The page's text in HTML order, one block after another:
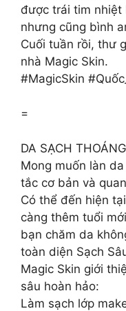
được trái tim nhiệt
nhưng cũng bình
Cuối tuần rồi, thư
nhà Magic Skin.
#MagicSkin
=
DA SẠCH
Mong muốn làn
tắc cơ bản và
Có thể đến hiện
càng thêm tuổi
bạn chăm da
toàn diện Sạch
Magic Skin giới
sâu hoàn hảo:
Làm sạch lớp